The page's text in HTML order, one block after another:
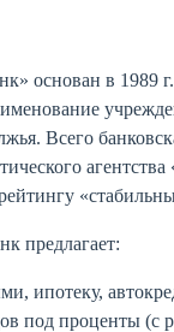
основан в 1989 г.
Всего
предлагает:
ипотеку,
под проценты (с